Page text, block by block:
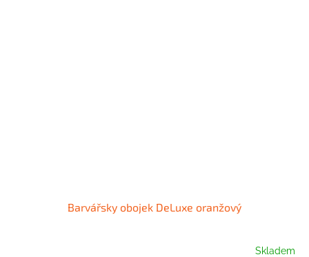
Barvářsky obojek DeLuxe oranžový
Skladem